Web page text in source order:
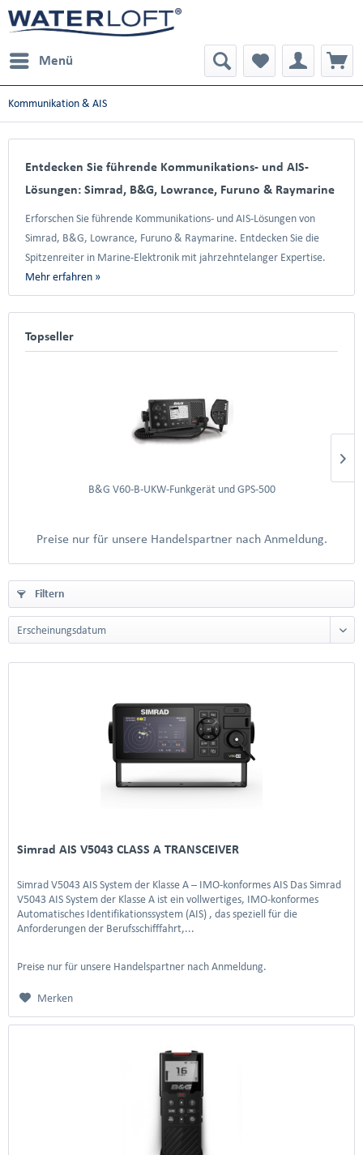
Menü
Kommunikation & AIS
Entdecken Sie führende Kommunikations- und AIS-
Lösungen: Simrad, B&G, Lowrance, Furuno & Raymarine
Erforschen Sie führende Kommunikations- und AIS-Lösungen von
Simrad, B&G, Lowrance, Furuno & Raymarine. Entdecken Sie die
Spitzenreiter in Marine-Elektronik mit jahrzehntelanger Expertise.
Mehr erfahren »
Topseller
B&G V60-B-UKW-Funkgerät und GPS-500
Preise nur für unsere Handelspartner nach Anmeldung.
Filtern
Simrad AIS V5043 CLASS A TRANSCEIVER
Simrad V5043 AIS System der Klasse A – IMO-konformes AIS Das Simrad
V5043 AIS System der Klasse A ist ein vollwertiges, IMO-konformes
Automatisches Identifikationssystem (AIS) , das speziell für die
Anforderungen der Berufsschifffahrt,...
Preise nur für unsere Handelspartner nach Anmeldung.
Merken